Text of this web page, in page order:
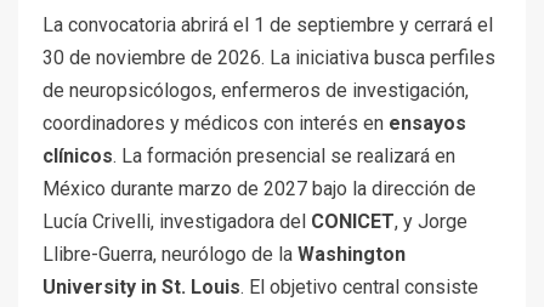
La convocatoria abrirá el 1 de septiembre y cerrará el
30 de noviembre de 2026. La iniciativa busca perfiles
de neuropsicólogos, enfermeros de investigación,
coordinadores y médicos con interés en ensayos
clínicos. La formación presencial se realizará en
México durante marzo de 2027 bajo la dirección de
Lucía Crivelli, investigadora del CONICET, y Jorge
Llibre-Guerra, neurólogo de la Washington
University in St. Louis. El objetivo central consiste